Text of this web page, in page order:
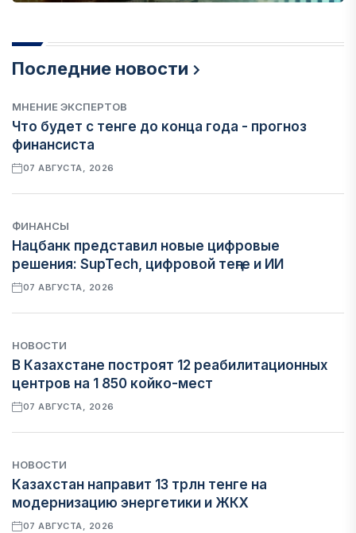
Последние новости
МНЕНИЕ ЭКСПЕРТОВ
Что будет с тенге до конца года - прогноз
финансиста
07 АВГУСТА, 2026
ФИНАНСЫ
Нацбанк представил новые цифровые
решения: SupTech, цифровой теңге и ИИ
07 АВГУСТА, 2026
НОВОСТИ
В Казахстане построят 12 реабилитационных
центров на 1 850 койко-мест
07 АВГУСТА, 2026
НОВОСТИ
Казахстан направит 13 трлн тенге на
модернизацию энергетики и ЖКХ
07 АВГУСТА, 2026